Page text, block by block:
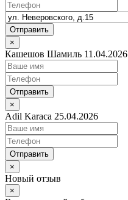
Отправить
×
Кашешов Шамиль 11.04.2026
Отправить
×
Adil Karaca 25.04.2026
Отправить
×
Новый отзыв
×